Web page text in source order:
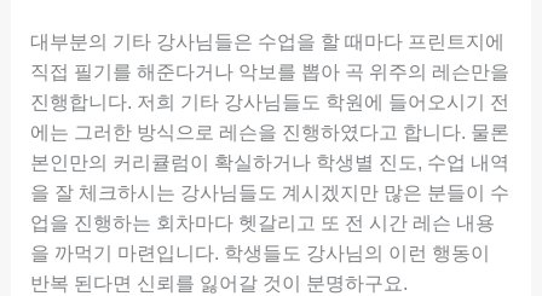
대부분의 기타 강사님들은 수업을 할 때마다 프린트지에
직접 필기를 해준다거나 악보를 뽑아 곡 위주의 레슨만을
진행합니다. 저희 기타 강사님들도 학원에 들어오시기 전
에는 그러한 방식으로 레슨을 진행하였다고 합니다. 물론
본인만의 커리큘럼이 확실하거나 학생별 진도, 수업 내역
을 잘 체크하시는 강사님들도 계시겠지만 많은 분들이 수
업을 진행하는 회차마다 헷갈리고 또 전 시간 레슨 내용
을 까먹기 마련입니다. 학생들도 강사님의 이런 행동이
반복 된다면 신뢰를 잃어갈 것이 분명하구요.